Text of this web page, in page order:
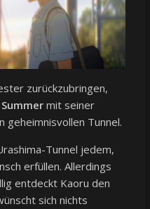
zurückzubringen,
mit seiner
geheimnisvollen Tunnel.
Tunnel jedem,
erfüllen. Allerdings
entdeckt Kaoru den
sich nichts